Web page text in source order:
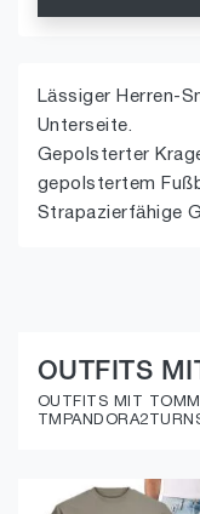
Lässiger Herren-
Unterseite.
Gepolsterter
gepolstertem
Strapazierfähige
OUTFITS
OUTFITS MIT